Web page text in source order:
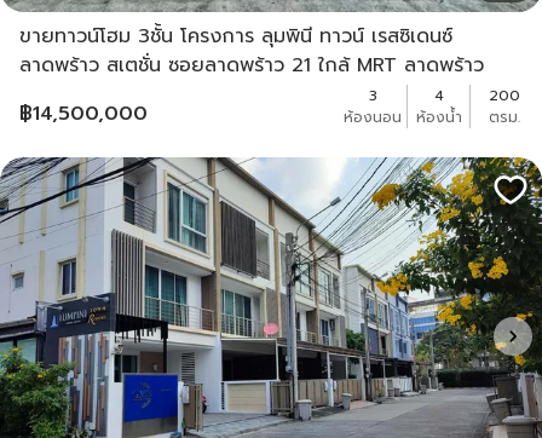
ขายทาวน์โฮม 3ชั้น โครงการ ลุมพินี ทาวน์ เรสซิเดนซ์
ลาดพร้าว สเตชั่น ซอยลาดพร้าว 21 ใกล้ MRT ลาดพร้าว
฿14,500,000
3
ห้องนอน
4
ห้องน้ำ
200
ตรม.